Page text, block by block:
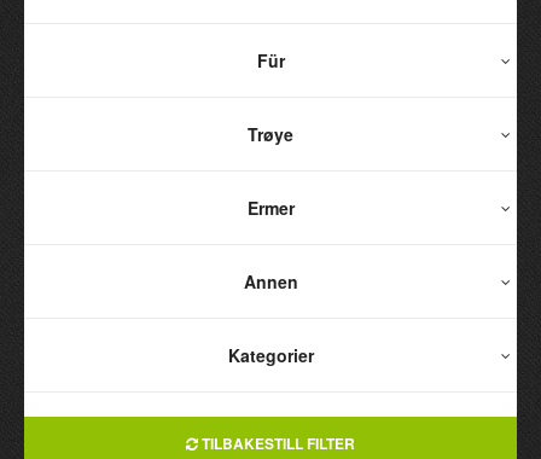
Für
Trøye
Ermer
Annen
Kategorier
TILBAKESTILL FILTER